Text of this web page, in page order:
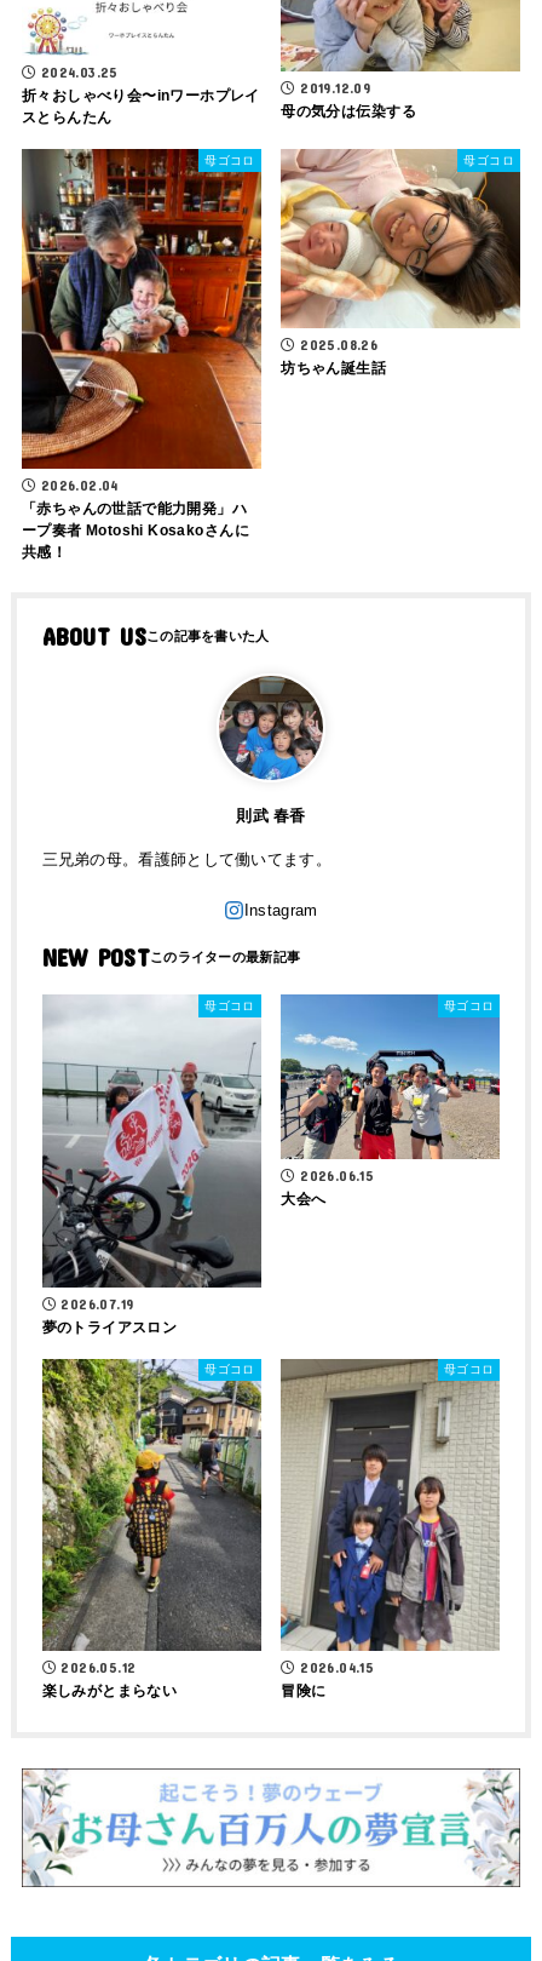
2024.03.25
折々おしゃべり会〜inワーホプレイ
スとらんたん
2019.12.09
母の気分は伝染する
母ゴコロ
2026.02.04
「赤ちゃんの世話で能力開発」ハ
ープ奏者 Motoshi Kosakoさんに
共感！
母ゴコロ
2025.08.26
坊ちゃん誕生話
ABOUT US
則武 春香
三兄弟の母。看護師として働いてます。
NEW POST
母ゴコロ
2026.07.19
夢のトライアスロン
母ゴコロ
2026.06.15
大会へ
母ゴコロ
2026.05.12
楽しみがとまらない
母ゴコロ
2026.04.15
冒険に